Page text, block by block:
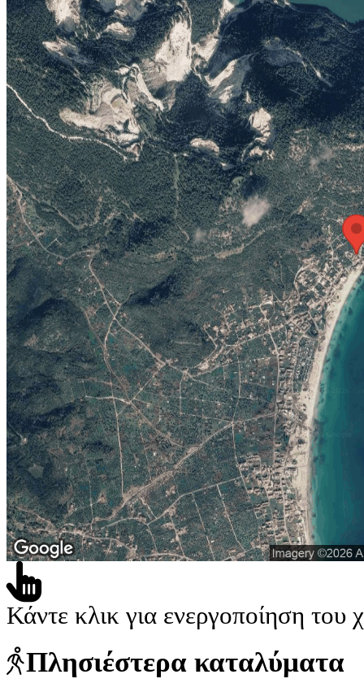
Κάντε κλικ για ενεργοποίηση του
Πλησιέστερα καταλύματα